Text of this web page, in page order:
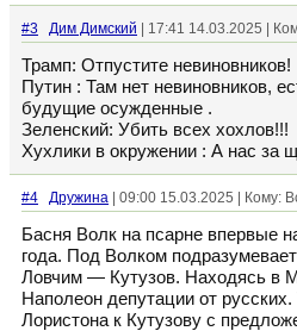
#3 Дим Димский | 17:41 14.03.2025 |
Трамп: Отпустите невиновников!
Путин : Там нет невиновников,
будущие осужденные .
Зеленский: Убить всех хохлов!!!
Хухлики в окружении : А нас за
#4 Дружина | 09:00 15.03.2025 | Кому:
Басня Волк на псарне впервые
года. Под Волком
Ловчим — Кутузов. Находясь в
Наполеон депутации от
Лористона к Кутузову с